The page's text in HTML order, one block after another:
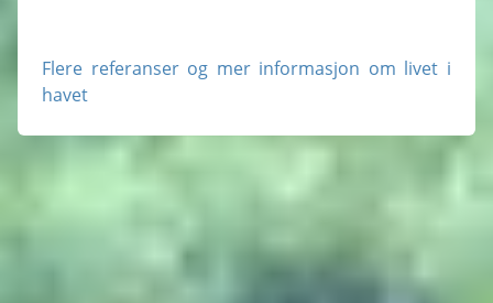
Flere referanser og mer informasjon om livet i
havet